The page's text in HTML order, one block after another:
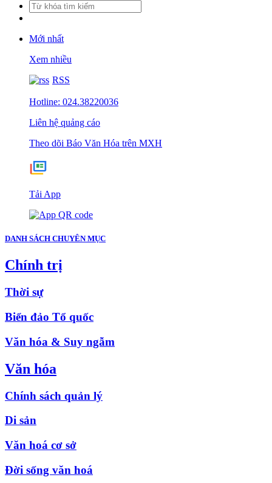
Mới nhất
Xem nhiều
RSS
Hotline: 024.38220036
Liên hệ quảng cáo
Theo dõi Báo Văn Hóa trên MXH
Tải App
DANH SÁCH CHUYÊN MỤC
Chính trị
Thời sự
Biển đảo Tổ quốc
Văn hóa & Suy ngẫm
Văn hóa
Chính sách quản lý
Di sản
Văn hoá cơ sở
Đời sống văn hoá